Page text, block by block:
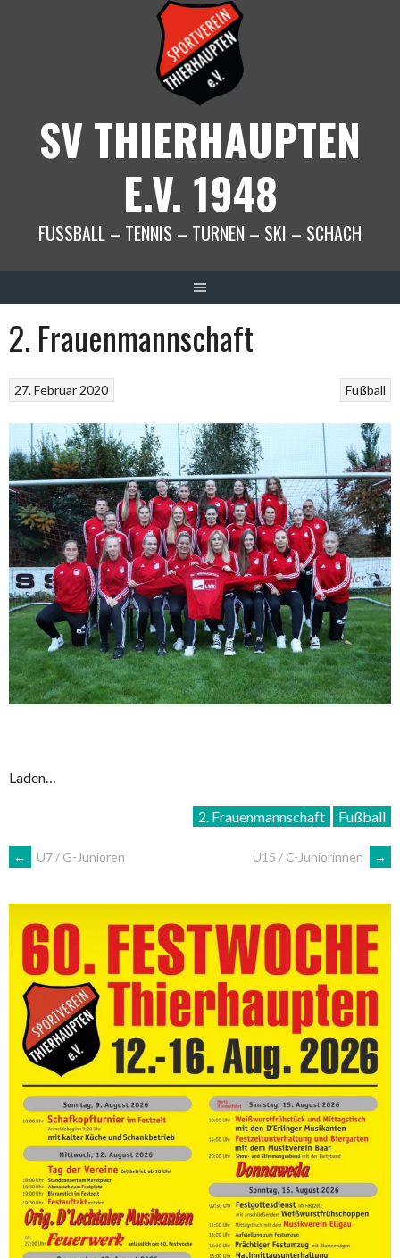
SV THIERHAUPTEN
E.V. 1948
FUSSBALL – TENNIS – TURNEN – SKI – SCHACH
2. Frauenmannschaft
Fußball
27. Februar 2020
Laden…
2. Frauenmannschaft Fußball
ARTIKEL-
NAVIGATION
← U7 / G-Junioren U15 / C-Juniorinnen →